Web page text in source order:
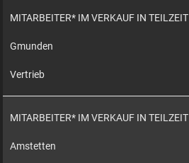
MITARBEITER* IM VERKAUF IN TEILZEIT
Gmunden
Vertrieb
MITARBEITER* IM VERKAUF IN TEILZEIT
Amstetten